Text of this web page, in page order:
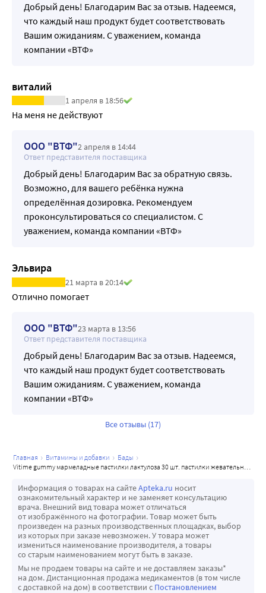
Добрый день! Благодарим Вас за отзыв. Надеемся,
что каждый наш продукт будет соответствовать
Вашим ожиданиям. С уважением, команда
компании «ВТФ»
виталий
1 апреля в 18:56
На меня не действуют
ООО "ВТФ"2 апреля в 14:44
Ответ представителя поставщика
Добрый день! Благодарим Вас за обратную связь.
Возможно, для вашего ребёнка нужна
определённая дозировка. Рекомендуем
проконсультироваться со специалистом. С
уважением, команда компании «ВТФ»
Эльвира
21 марта в 20:14
Отлично помогает
ООО "ВТФ"23 марта в 13:56
Ответ представителя поставщика
Добрый день! Благодарим Вас за отзыв. Надеемся,
что каждый наш продукт будет соответствовать
Вашим ожиданиям. С уважением, команда
компании «ВТФ»
Все отзывы (17)
главная витамины и добавки
бады
vitime gummy мармеладные пастилки лактулоза 30 шт. пастилки жевательные массой 3 г/яблоко
Информация о товарах на сайтеApteka.ru носит
ознакомительный характер и не заменяет консультацию
врача. Внешний вид товара может отличаться
от изображённого на фотографии. Товар может быть
произведен на разных производственных площадках, выбор
из которых при заказе невозможен. У товара может
измениться наименование производителя, а товары
со старым наименованием могут быть в заказе.
Мы не продаем товары на сайте и не доставляем заказы*
на дом. Дистанционная продажа медикаментов (в том числе
с доставкой на дом) в соответствии с Постановлением